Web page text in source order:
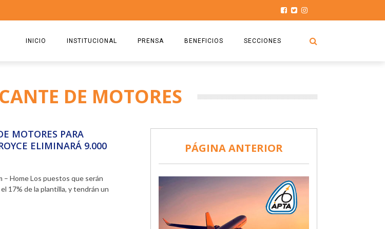
INICIO INSTITUCIONAL
ESTATUTO
RICARDO CIRIELLI
PRENSA
2025
BENEFICIOS
COMISIÓN
DOCUMENTOS
SEGURO DE SEPELIOS
SECCIONES
HISTORIAS DE LUCHA
TURISMO Y RECREACIÓN
DE MOTORES
MOTORES PARA
ELIMINARÁ 9.000
...
Home Los puestos que serán
17% de la plantilla, y tendrán un
PÁGINA ANTERIOR